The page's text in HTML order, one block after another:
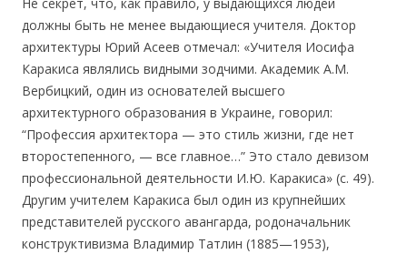
должны быть не менее выдающиеся учителя. Доктор
архитектуры Юрий Асеев отмечал: «Учителя Иосифа
Каракиса являлись видными зодчими. Академик A.М.
Вербицкий, один из основателей высшего
архитектурного образования в Украине, говорил:
“Профессия архитектора — это стиль жизни, где нет
второстепенного, — все главное…” Это стало девизом
профессиональной деятельности И.Ю. Каракиса» (с. 49).
Другим учителем Каракиса был один из крупнейших
представителей русского авангарда, родоначальник
конструктивизма Владимир Татлин (1885—1953),